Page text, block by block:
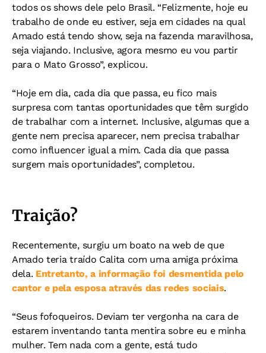
todos os shows dele pelo Brasil. “Felizmente, hoje eu
trabalho de onde eu estiver, seja em cidades na qual
Amado está tendo show, seja na fazenda maravilhosa,
seja viajando. Inclusive, agora mesmo eu vou partir
para o Mato Grosso”, explicou.
“Hoje em dia, cada dia que passa, eu fico mais
surpresa com tantas oportunidades que têm surgido
de trabalhar com a internet. Inclusive, algumas que a
gente nem precisa aparecer, nem precisa trabalhar
como influencer igual a mim. Cada dia que passa
surgem mais oportunidades”, completou.
Traição?
Recentemente, surgiu um boato na web de que
Amado teria traído Calita com uma amiga próxima
dela. Entretanto, a informação foi desmentida pelo
cantor e pela esposa através das redes sociais.
“Seus fofoqueiros. Deviam ter vergonha na cara de
estarem inventando tanta mentira sobre eu e minha
mulher. Tem nada com a gente, está tudo